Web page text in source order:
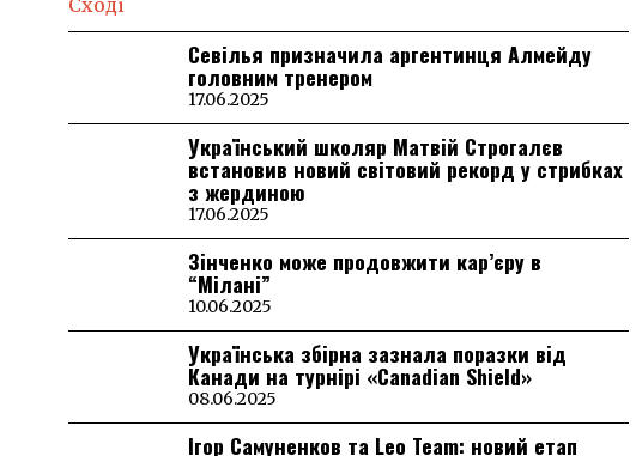
Севілья призначила аргентинця Алмейду
головним тренером
17.06.2025
Український школяр Матвій Строгалєв
встановив новий світовий рекорд у стрибках
з жердиною
17.06.2025
Зінченко може продовжити кар’єру в
“Мілані”
10.06.2025
Українська збірна зазнала поразки від
Канади на турнірі «Canadian Shield»
08.06.2025
Ігор Самуненков та Leo Team: новий етап